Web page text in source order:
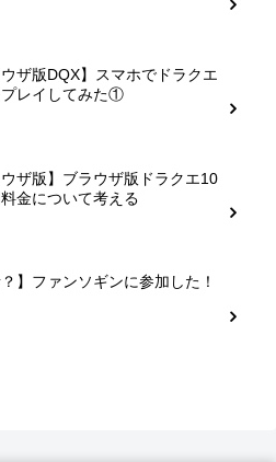
ウザ版DQX】スマホでドラクエ
プレイしてみた①
ウザ版】ブラウザ版ドラクエ10
金について考える
？】ファンソギンに参加した！